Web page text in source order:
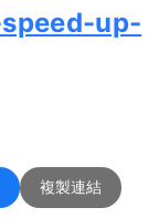
up-
複製連結